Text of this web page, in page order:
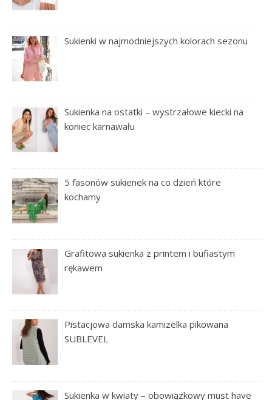
Sukienki w najmodniejszych kolorach sezonu
Sukienka na ostatki – wystrzałowe kiecki na
koniec karnawału
5 fasonów sukienek na co dzień które
kochamy
Grafitowa sukienka z printem i bufiastym
rękawem
Pistacjowa damska kamizelka pikowana
SUBLEVEL
Sukienka w kwiaty – obowiązkowy must have